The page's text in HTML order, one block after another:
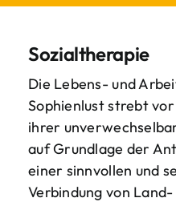
Sozialtherapie
Die Lebens- und
Sophienlust strebt
ihrer
auf Grundlage der
einer sinnvollen und
Verbindung von